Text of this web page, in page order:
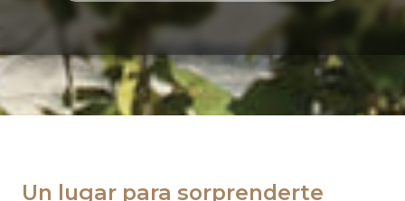
Un lugar para sorprenderte